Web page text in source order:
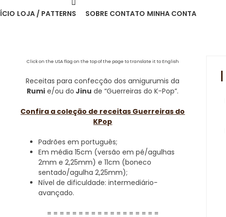
LOJA / PATTERNS SOBRE CONTATO MINHA CONTA
Click on the USA flag on the top of the page to translate it to English
Receitas para confecção dos amigurumis da
Rumi e/ou do Jinu de “Guerreiras do K-Pop”.
Confira a coleção de receitas Guerreiras do
KPop
Padrões em português;
Em média 15cm (versão em pé/agulhas
2mm e 2,25mm) e 11cm (boneco
sentado/agulha 2,25mm);
Nível de dificuldade: intermediário-
avançado.
= = = = = = = = = = = = = = = = = =